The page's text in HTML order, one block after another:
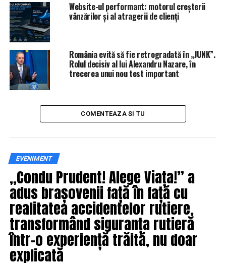
Website-ul performant: motorul creșterii
vânzărilor și al atragerii de clienți
România evită să fie retrogradată în „JUNK”.
Rolul decisiv al lui Alexandru Nazare, în
trecerea unui nou test important
COMENTEAZA SI TU
EVENIMENT
„Condu Prudent! Alege Viața!” a
adus brașovenii față în față cu
realitatea accidentelor rutiere,
transformând siguranța rutieră
într-o experiență trăită, nu doar
explicată